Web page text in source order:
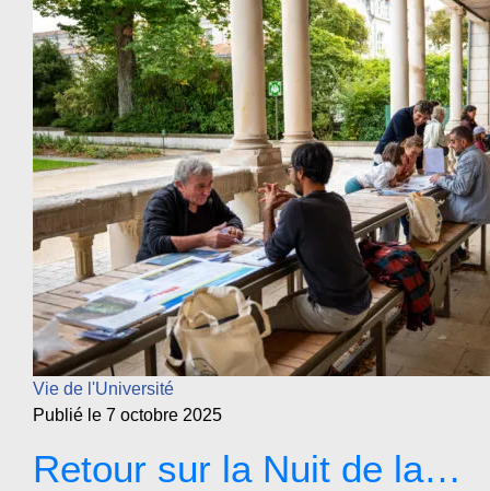
Vie de l'Université
Publié le 7 octobre 2025
Retour sur la Nuit de la…